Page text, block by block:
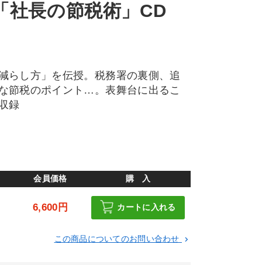
社長の節税術」CD
らし方」を伝授。税務署の裏側、追
節税のポイント…。表舞台に出るこ
録
会員価格 購 入
6,600円 カートに入れる
この商品についてのお問い合わせ keyboard_arrow_right